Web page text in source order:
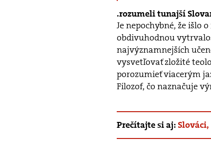
rozumeli tunajší
Je nepochybné, že išlo
obdivuhodnou
najvýznamnejších
vysvetľovať zložité
porozumieť viacerým
Filozof, čo naznačuje
Prečítajte si aj: